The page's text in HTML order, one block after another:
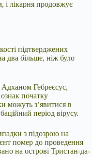
і лікарня продовжує
підтверджених
два більше, ніж було
Гебреєсус,
початку
можуть з’явитися в
період вірусу.
з підозрою на
помер до проведення
на острові Тристан-да-